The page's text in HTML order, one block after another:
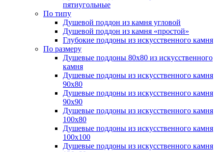
пятиугольные
По типу
Душевой поддон из камня угловой
Душевой поддон из камня «простой»
Глубокие поддоны из искусственного камня
По размеру
Душевые поддоны 80х80 из искусственного
камня
Душевые поддоны из искусственного камня
90х80
Душевые поддоны из искусственного камня
90х90
Душевые поддоны из искусственного камня
100х80
Душевые поддоны из искусственного камня
100х100
Душевые поддоны из искусственного камня